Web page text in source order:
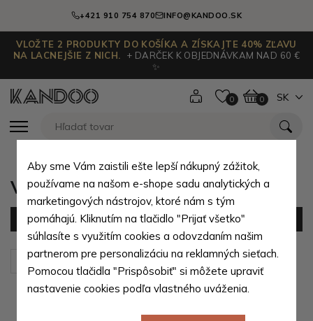
+421 910 754 870 INFO@KANDOO.SK
VLOŽTE 2 PRODUKTY DO KOŠÍKA A ZÍSKAJTE 40% ZĽAVU
NA LACNEJŠIE Z NICH.
+ DARČEK K OBJEDNÁVKAM NAD 60 €
✨
0 0 SK
Veľké pánske dáždniky
Filter (6 produktov)
Zoradiť podľa: Predvolené
Aby sme Vám zaistili ešte lepší nákupný zážitok,
používame na našom e-shope sadu analytických a
marketingových nástrojov, ktoré nám s tým
pomáhajú. Kliknutím na tlačidlo "Prijať všetko"
súhlasíte s využitím cookies a odovzdaním našim
partnerom pre personalizáciu na reklamných sieťach.
Pomocou tlačidla "Prispôsobiť" si môžete upraviť
nastavenie cookies podľa vlastného uváženia.